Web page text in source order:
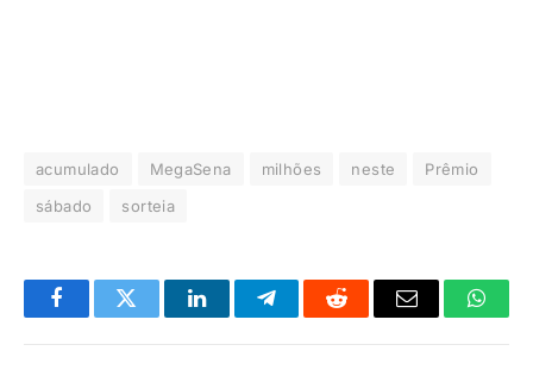
acumulado MegaSena milhões neste
Prêmio
sábado
sorteia
FacebookTwitter LinkedInTelegramaReddit
E-